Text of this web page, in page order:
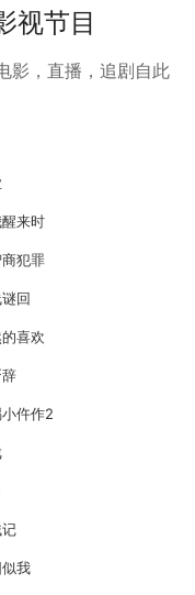
视节目
影，直播，追剧自此
来时
犯罪
回
喜欢
仵作2
我